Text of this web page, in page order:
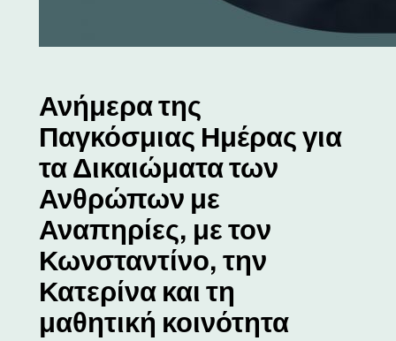
Ανήμερα της
Παγκόσμιας Ημέρας για
τα Δικαιώματα των
Ανθρώπων με
Αναπηρίες, με τον
Κωνσταντίνο, την
Κατερίνα και τη
μαθητική κοινότητα